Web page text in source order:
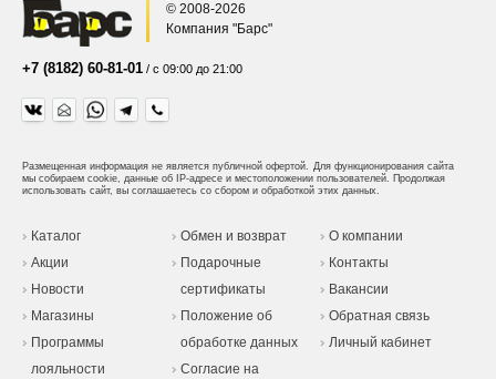
© 2008-2026
Компания "Барс"
+7 (8182) 60-81-01 / с 09:00 до 21:00
Размещенная информация не является публичной офертой. Для функционирования сайта
мы собираем cookie, данные об IP-адресе и местоположении пользователей. Продолжая
использовать сайт, вы соглашаетесь со сбором и обработкой этих данных.
Каталог
Акции
Новости
Магазины
Программы
лояльности
Обмен и возврат
Подарочные
сертификаты
Положение об
обработке данных
Согласие на
О компании
Контакты
Вакансии
Обратная связь
Личный кабинет